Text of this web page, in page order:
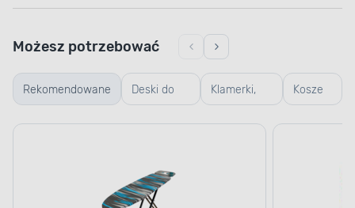
Rekomendowane Deski do
prasowania
Klamerki,
linki,
Kosze
na
Możesz potrzebować